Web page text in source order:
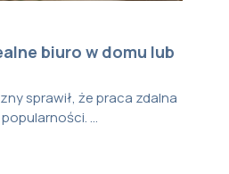
biuro w domu lub
sprawił, że praca zdalna
...